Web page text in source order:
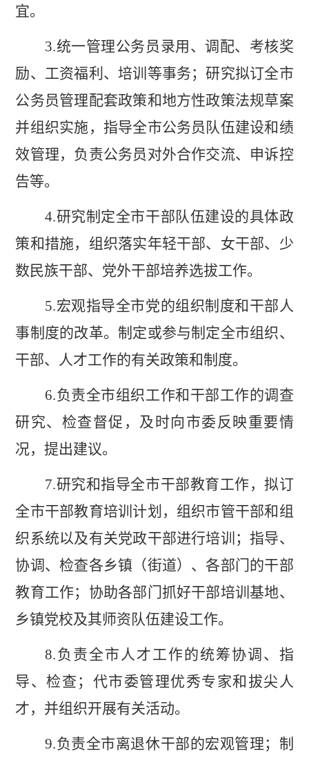
宜。
3.统一管理公务员录用 、 调配、考核奖
励、工资福利、培训等事务；研究拟订全市
公务员管理配套政策和地方性政策法规草案
并组织实施，指导全市公务员队伍建设和绩
效管理，负责公务员对外合作交流、申诉控
告等。
4.研究制定全市干部队伍建设的具体政
策和措施，组织落实年轻干部、女干部、少
数民族干部、党外干部培养选拔工作。
5.宏观指导全市党的组织制度和干部人
事制度的改革。制定或参与制定全市组织、
干部、人才工作的有关政策和制度。
6.负责全市组织工作和干部工作的调查
研究、检查督促，及时向市委反映重要情
况，提出建议。
7.研究和指导全市干部教育工作，拟订
全市干部教育培训计划，组织市管干部和组
织系统以及有关党政干部进行培训；指导、
协调、检查各乡镇 （街道） 、各部门的干部
教育工作；协助各部门抓好干部培训基地、
乡镇党校及其师资队伍建设工作。
8.负责全市人才工作的统筹协调、 指
导、检查；代市委管理优秀专家和拔尖人
才，并组织开展有关活动。
9.负责全市离退休干部的宏观管理；制